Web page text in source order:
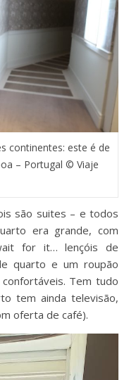
continentes: este é de
– Portugal © Viaje
são suites – e todos
era grande, com
for it… lençóis de
quarto e um roupão
Tem tudo
tem ainda televisão,
oferta de café).